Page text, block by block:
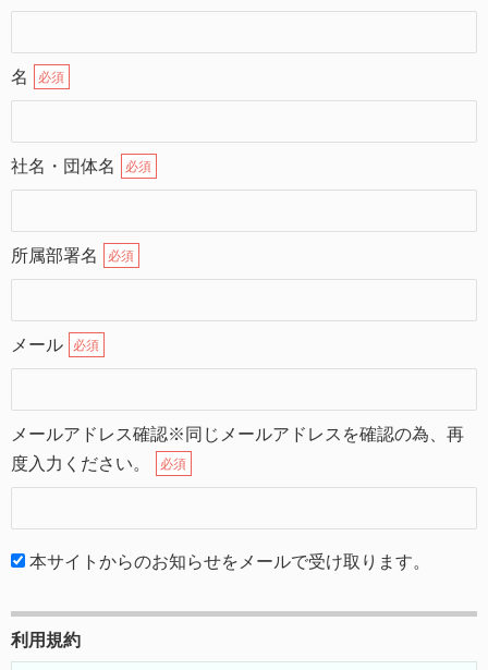
名 必須
社名・団体名 必須
所属部署名 必須
メール 必須
メールアドレス確認※同じメールアドレスを確認の為、再
度入力ください。
必須
本サイトからのお知らせをメールで受け取ります。
利用規約